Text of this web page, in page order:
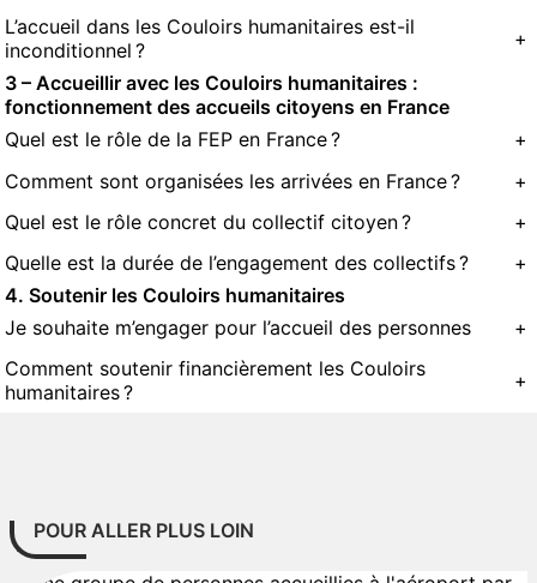
L’accueil dans les Couloirs humanitaires est-il
inconditionnel ?
+
3 – Accueillir avec les Couloirs humanitaires :
fonctionnement des accueils citoyens en France
Quel est le rôle de la FEP en France ?
+
Comment sont organisées les arrivées en France ?
+
Quel est le rôle concret du collectif citoyen ?
+
Quelle est la durée de l’engagement des collectifs ?
+
4. Soutenir les Couloirs humanitaires
Je souhaite m’engager pour l’accueil des personnes
+
Comment soutenir financièrement les Couloirs
humanitaires ?
+
POUR ALLER PLUS LOIN